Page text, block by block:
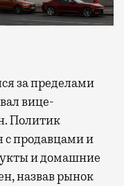
за пределами
вице-
Политик
с продавцами и
и домашние
назвав рынок